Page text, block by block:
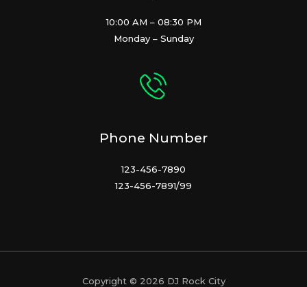
10:00 AM – 08:30 PM
Monday – Sunday
Phone Number
123-456-7890
123-456-7891/99
Copyright © 2026 DJ Rock City